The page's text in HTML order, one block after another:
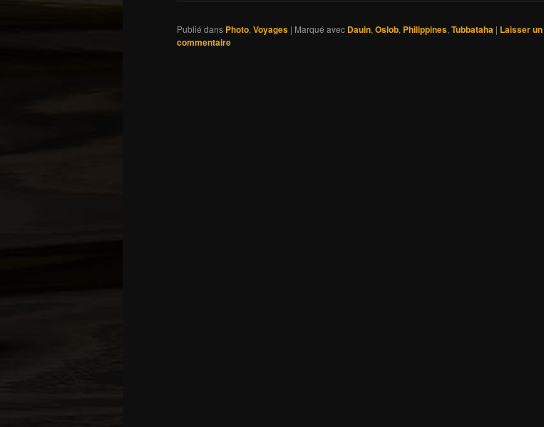
Publié dans Photo, Voyages | Marqué avec Dauin, Oslob, Philippines, Tubbataha | Laisser un
commentaire